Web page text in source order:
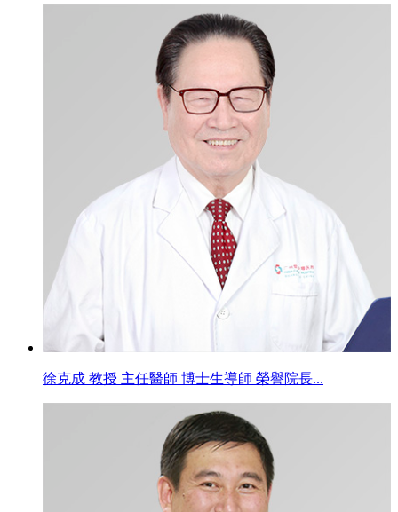
徐克成 教授 主任醫師 博士生導師 榮譽院長...